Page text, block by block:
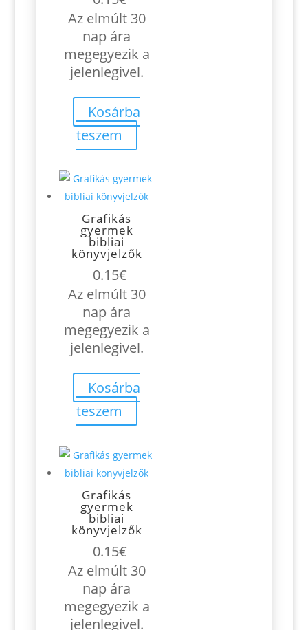
Az elmúlt 30
nap ára
megegyezik a
jelenlegivel.
Kosárba
teszem
Grafikás
gyermek
bibliai
könyvjelzők
0.15€
Az elmúlt 30
nap ára
megegyezik a
jelenlegivel.
Kosárba
teszem
Grafikás
gyermek
bibliai
könyvjelzők
0.15€
Az elmúlt 30
nap ára
megegyezik a
jelenlegivel.